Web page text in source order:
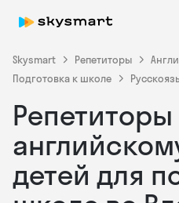
Skysmart Репетиторы
Подготовка к школе
детей для